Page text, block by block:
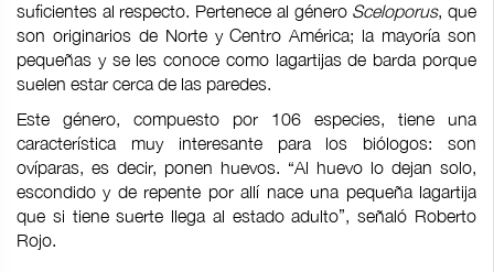
suficientes al respecto. Pertenece al género Sceloporus, que
son originarios de Norte y Centro América; la mayoría son
pequeñas y se les conoce como lagartijas de barda porque
suelen estar cerca de las paredes.
Este género, compuesto por 106 especies, tiene una
característica muy interesante para los biólogos: son
ovíparas, es decir, ponen huevos. “Al huevo lo dejan solo,
escondido y de repente por allí nace una pequeña lagartija
que si tiene suerte llega al estado adulto”, señaló Roberto
Rojo.